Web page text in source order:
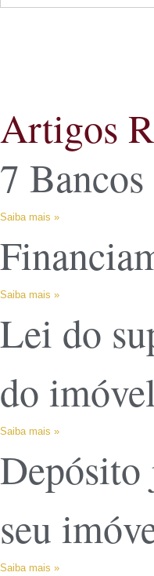
Artigos
7
Saiba mais »
Saiba mais »
Lei do
do
Saiba mais »
Depósito
seu
Saiba mais »